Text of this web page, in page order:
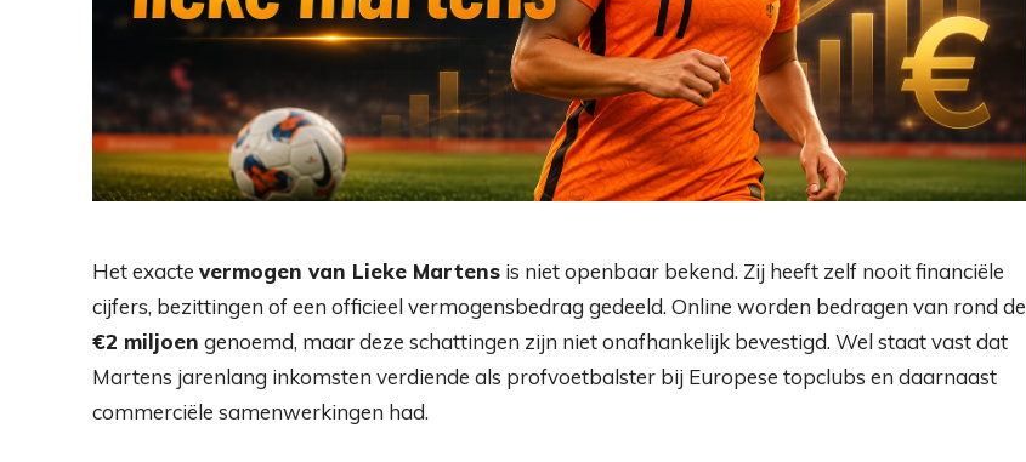
Het exacte vermogen van Lieke Martens is niet openbaar bekend. Zij heeft zelf nooit financiële
cijfers, bezittingen of een officieel vermogensbedrag gedeeld. Online worden bedragen van rond de
€2 miljoen genoemd, maar deze schattingen zijn niet onafhankelijk bevestigd. Wel staat vast dat
Martens jarenlang inkomsten verdiende als profvoetbalster bij Europese topclubs en daarnaast
commerciële samenwerkingen had.